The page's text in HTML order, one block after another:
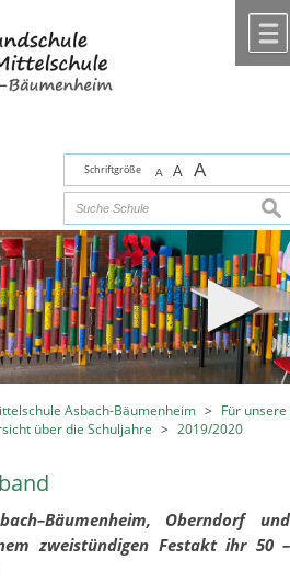
Schriftgröße A A A
Asbach-Bäumenheim >
Für unsere
über die Schuljahre > 2019/2020
Oberndorf und
zweistündigen Festakt ihr 50 –